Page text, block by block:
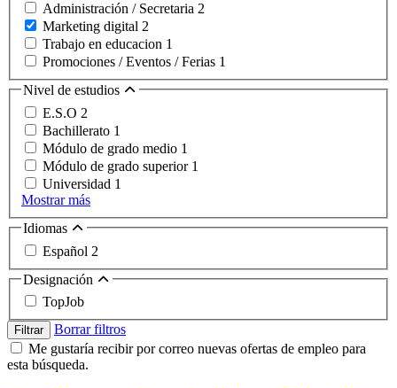
Administración / Secretaria 2
Marketing digital 2
Trabajo en educacion 1
Promociones / Eventos / Ferias 1
Nivel de estudios
E.S.O 2
Bachillerato 1
Módulo de grado medio 1
Módulo de grado superior 1
Universidad 1
Mostrar más
Idiomas
Español 2
Designación
TopJob
Filtrar
Borrar filtros
Me gustaría recibir por correo nuevas ofertas de empleo para
esta búsqueda.